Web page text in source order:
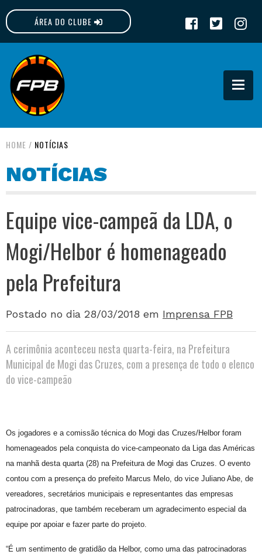
ÁREA DO CLUBE
FPB
HOME / NOTÍCIAS
NOTÍCIAS
Equipe vice-campeã da LDA, o
Mogi/Helbor é homenageado
pela Prefeitura
Postado no dia 28/03/2018 em Imprensa FPB
A cerimônia aconteceu nesta quarta-feira, na Prefeitura
Municipal de Mogi das Cruzes, com a presença de todo o elenco
do vice-campeão
Os jogadores e a comissão técnica do Mogi das Cruzes/Helbor foram
homenageados pela conquista do vice-campeonato da Liga das Américas
na manhã desta quarta (28) na Prefeitura de Mogi das Cruzes. O evento
contou com a presença do prefeito Marcus Melo, do vice Juliano Abe, de
vereadores, secretários municipais e representantes das empresas
patrocinadoras, que também receberam um agradecimento especial da
equipe por apoiar e fazer parte do projeto.
“É um sentimento de gratidão da Helbor, como uma das patrocinadoras